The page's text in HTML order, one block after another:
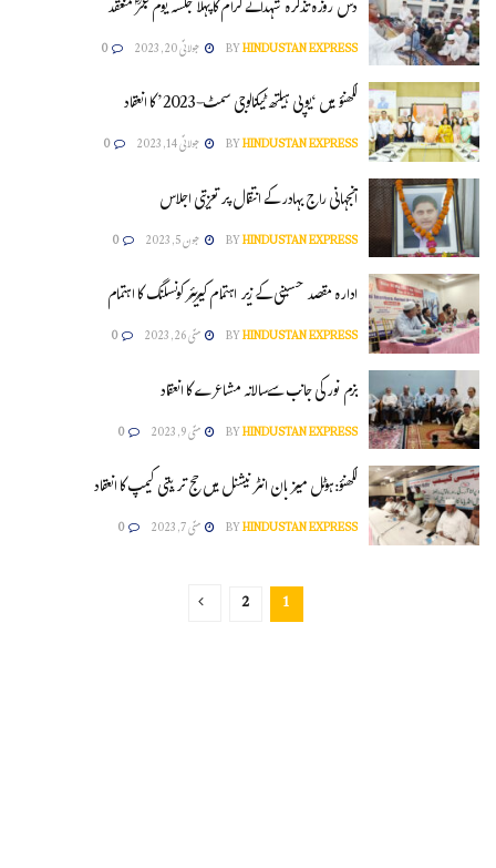
BYHINDUSTAN EXPRESS جولائی 20, 2023 0
لکھنؤ میں ‘یوپی ہیلتھ ٹیکنالوجی سمٹ-2023’ کا انعقاد
BYHINDUSTAN EXPRESS جولائی 14, 2023 0
آنجہانی راج بہادر کے انتقال پر تعزیتی اجلاس
BYHINDUSTAN EXPRESS جون 5, 2023 0
ادارہ مقصد حسینی کے زیر اہتمام کیریئر کونسلنگ کا اہتمام
BYHINDUSTAN EXPRESS مئی 26, 2023 0
بزم نور کی جانب سےسالانہ مشاعرے کا انعقاد
BYHINDUSTAN EXPRESS مئی 9, 2023 0
لکھنؤ:ہوٹل میزبان انٹر نیشنل میں حج تر بیتی کیمپ کا انعقاد
BYHINDUSTAN EXPRESS مئی 7, 2023 0
1
2